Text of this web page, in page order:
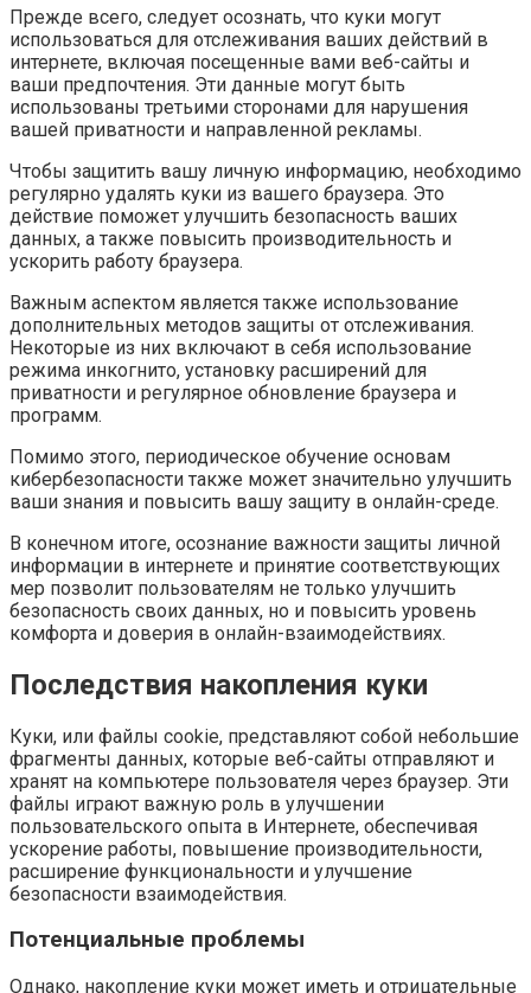
Прежде всего, следует осознать, что куки могут
использоваться для отслеживания ваших действий в
интернете, включая посещенные вами веб-сайты и
ваши предпочтения. Эти данные могут быть
использованы третьими сторонами для нарушения
вашей приватности и направленной рекламы.
Чтобы защитить вашу личную информацию, необходимо
регулярно удалять куки из вашего браузера. Это
действие поможет улучшить безопасность ваших
данных, а также повысить производительность и
ускорить работу браузера.
Важным аспектом является также использование
дополнительных методов защиты от отслеживания.
Некоторые из них включают в себя использование
режима инкогнито, установку расширений для
приватности и регулярное обновление браузера и
программ.
Помимо этого, периодическое обучение основам
кибербезопасности также может значительно улучшить
ваши знания и повысить вашу защиту в онлайн-среде.
В конечном итоге, осознание важности защиты личной
информации в интернете и принятие соответствующих
мер позволит пользователям не только улучшить
безопасность своих данных, но и повысить уровень
комфорта и доверия в онлайн-взаимодействиях.
Последствия накопления куки
Куки, или файлы cookie, представляют собой небольшие
фрагменты данных, которые веб-сайты отправляют и
хранят на компьютере пользователя через браузер. Эти
файлы играют важную роль в улучшении
пользовательского опыта в Интернете, обеспечивая
ускорение работы, повышение производительности,
расширение функциональности и улучшение
безопасности взаимодействия.
Потенциальные проблемы
Однако, накопление куки может иметь и отрицательные